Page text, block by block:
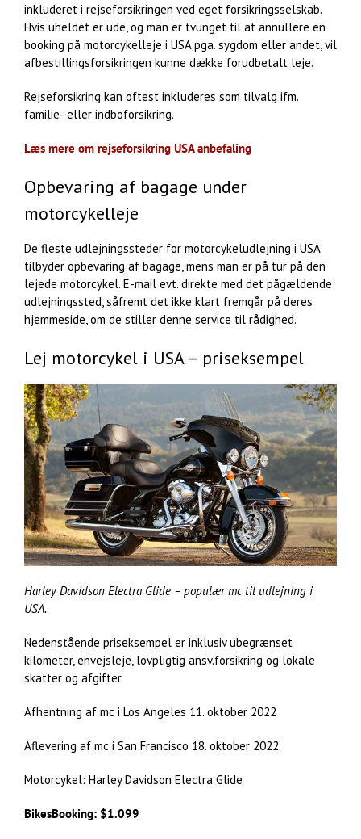
inkluderet i rejseforsikringen ved eget forsikringsselskab.
Hvis uheldet er ude, og man er tvunget til at annullere en
booking på motorcykelleje i USA pga. sygdom eller andet, vil
afbestillingsforsikringen kunne dække forudbetalt leje.
Rejseforsikring kan oftest inkluderes som tilvalg ifm.
familie- eller indboforsikring.
Læs mere om rejseforsikring USA anbefaling
Opbevaring af bagage under
motorcykelleje
De fleste udlejningssteder for motorcykeludlejning i USA
tilbyder opbevaring af bagage, mens man er på tur på den
lejede motorcykel. E-mail evt. direkte med det pågældende
udlejningssted, såfremt det ikke klart fremgår på deres
hjemmeside, om de stiller denne service til rådighed.
Lej motorcykel i USA – priseksempel
Harley Davidson Electra Glide – populær mc til udlejning i
USA.
Nedenstående priseksempel er inklusiv ubegrænset
kilometer, envejsleje, lovpligtig ansv.forsikring og lokale
skatter og afgifter.
Afhentning af mc i Los Angeles 11. oktober 2022
Aflevering af mc i San Francisco 18. oktober 2022
Motorcykel: Harley Davidson Electra Glide
BikesBooking: $1.099